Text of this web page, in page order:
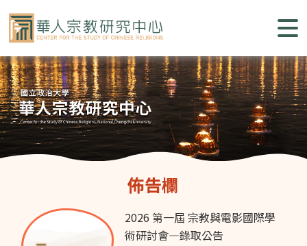
到
主
要
內
容
區
塊
佈告欄
2026 第一屆 宗教與電影國際學
術研討會—錄取公告